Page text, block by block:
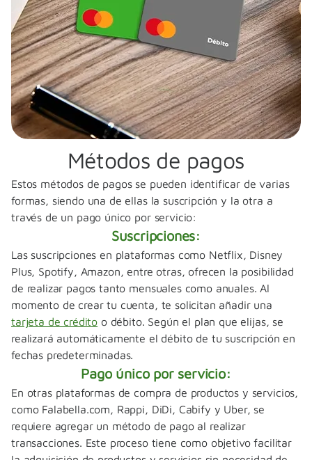
Métodos de pagos
Estos métodos de pagos se pueden identificar de varias
formas, siendo una de ellas la suscripción y la otra a
través de un pago único por servicio:
Suscripciones:
Las suscripciones en plataformas como Netflix, Disney
Plus, Spotify, Amazon, entre otras, ofrecen la posibilidad
de realizar pagos tanto mensuales como anuales. Al
momento de crear tu cuenta, te solicitan añadir una
tarjeta de crédito o débito. Según el plan que elijas, se
realizará automáticamente el débito de tu suscripción en
fechas predeterminadas.
Pago único por servicio:
En otras plataformas de compra de productos y servicios,
como Falabella.com, Rappi, DiDi, Cabify y Uber, se
requiere agregar un método de pago al realizar
transacciones. Este proceso tiene como objetivo facilitar